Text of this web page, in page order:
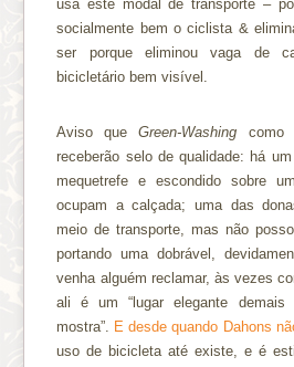
usa este modal de transporte –
socialmente bem o ciclista &
ser porque eliminou vaga de
bicicletário bem visível.
Aviso queGreen-Washing como
receberão selo de qualidade: há
mequetrefe e escondido sobre
ocupam a calçada; uma das
meio de transporte, mas não
portando uma dobrável,
venha alguém reclamar, às vezes
ali é um “lugar elegante
mostra”.
E desde quando Dahons
uso de bicicleta até existe, e é